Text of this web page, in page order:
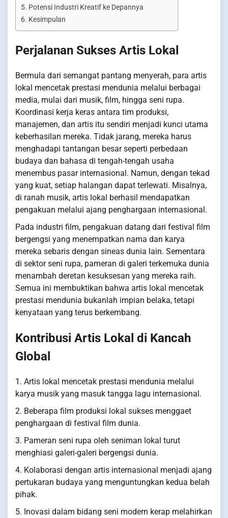
Potensi Industri Kreatif ke Depannya
Kesimpulan
Perjalanan Sukses Artis Lokal
Bermula dari semangat pantang menyerah, para artis
lokal mencetak prestasi mendunia melalui berbagai
media, mulai dari musik, film, hingga seni rupa.
Koordinasi kerja keras antara tim produksi,
manajemen, dan artis itu sendiri menjadi kunci utama
keberhasilan mereka. Tidak jarang, mereka harus
menghadapi tantangan besar seperti perbedaan
budaya dan bahasa di tengah-tengah usaha
menembus pasar internasional. Namun, dengan tekad
yang kuat, setiap halangan dapat terlewati. Misalnya,
di ranah musik, artis lokal berhasil mendapatkan
pengakuan melalui ajang penghargaan internasional.
Pada industri film, pengakuan datang dari festival film
bergengsi yang menempatkan nama dan karya
mereka sebaris dengan sineas dunia lain. Sementara
di sektor seni rupa, pameran di galeri terkemuka dunia
menambah deretan kesuksesan yang mereka raih.
Semua ini membuktikan bahwa artis lokal mencetak
prestasi mendunia bukanlah impian belaka, tetapi
kenyataan yang terus berkembang.
Kontribusi Artis Lokal di Kancah
Global
1. Artis lokal mencetak prestasi mendunia melalui
karya musik yang masuk tangga lagu internasional.
2. Beberapa film produksi lokal sukses menggaet
penghargaan di festival film dunia.
3. Pameran seni rupa oleh seniman lokal turut
menghiasi galeri-galeri bergengsi dunia.
4. Kolaborasi dengan artis internasional menjadi ajang
pertukaran budaya yang menguntungkan kedua belah
pihak.
5. Inovasi dalam bidang seni modern kerap melahirkan